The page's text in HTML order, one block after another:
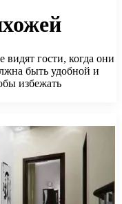
гости, когда они
быть удобной и
избежать